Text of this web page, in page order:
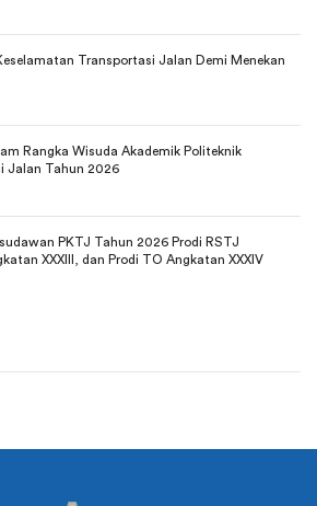
Transportasi Jalan Demi Menekan
Rangka Wisuda Akademik Politeknik
Jalan Tahun 2026
PKTJ Tahun 2026 Prodi RSTJ
XXXIII, dan Prodi TO Angkatan XXXIV